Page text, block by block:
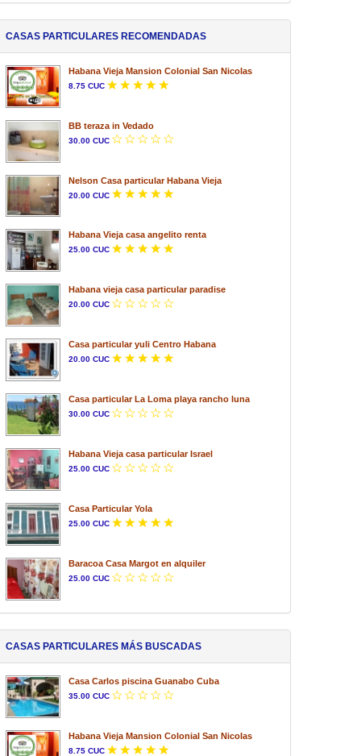
CASAS PARTICULARES RECOMENDADAS
Habana Vieja Mansion Colonial San Nicolas
8.75 CUC
BB teraza in Vedado
30.00 CUC
Nelson Casa particular Habana Vieja
20.00 CUC
Habana Vieja casa angelito renta
25.00 CUC
Habana vieja casa particular paradise
20.00 CUC
Casa particular yuli Centro Habana
20.00 CUC
Casa particular La Loma playa rancho luna
30.00 CUC
Habana Vieja casa particular Israel
25.00 CUC
Casa Particular Yola
25.00 CUC
Baracoa Casa Margot en alquiler
25.00 CUC
CASAS PARTICULARES MÁS BUSCADAS
Casa Carlos piscina Guanabo Cuba
35.00 CUC
Habana Vieja Mansion Colonial San Nicolas
8.75 CUC